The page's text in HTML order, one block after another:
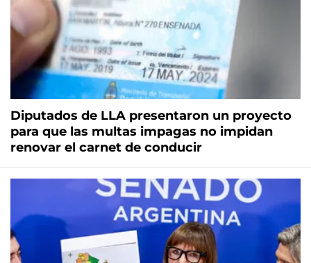
Diputados de LLA presentaron un proyecto
para que las multas impagas no impidan
renovar el carnet de conducir